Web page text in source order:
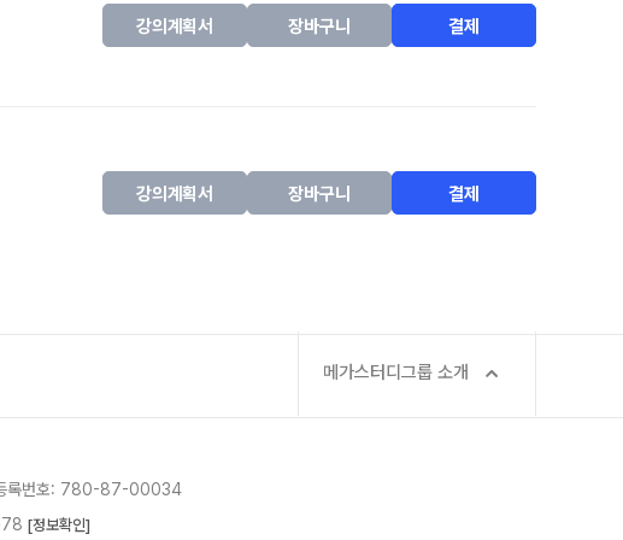
강의계획서 장바구니 결제
강의계획서 장바구니 결제
메가스터디그룹 소개
록번호: 780-87-00034
[정보확인]